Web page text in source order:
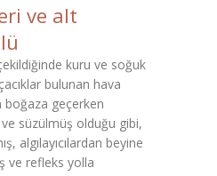
ve alt
kuru ve soğuk
bulunan hava
boğaza geçerken
ve süzülmüş olduğu gibi,
algılayıcılardan beyine
ve refleks yolla